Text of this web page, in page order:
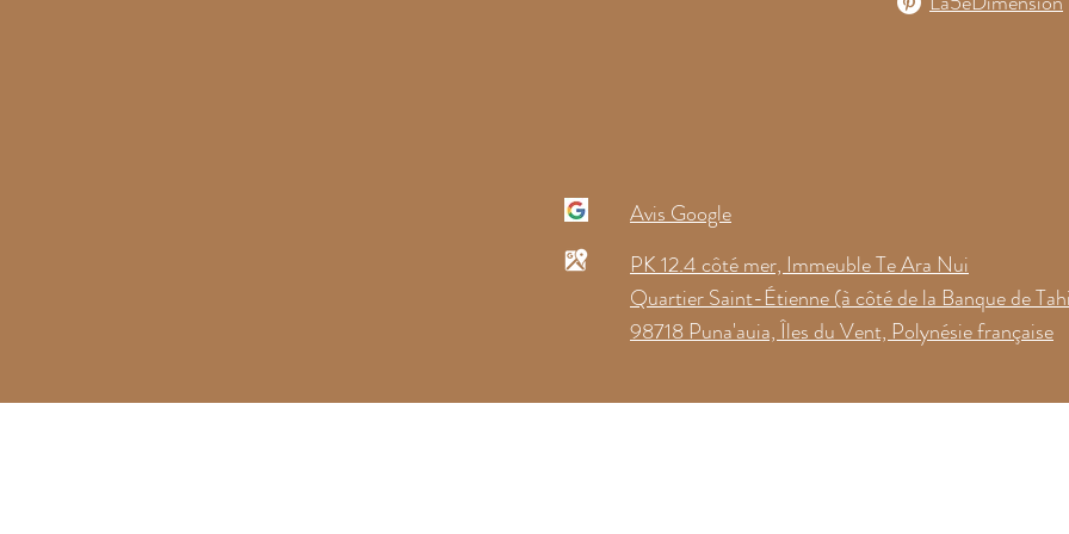
Avis Google
PK 12.4 côté mer, Immeuble Te Ara Nui
Quartier Saint-Étienne (à côté de la Banque de
98718 Puna'auia, Îles du Vent, Polynésie française